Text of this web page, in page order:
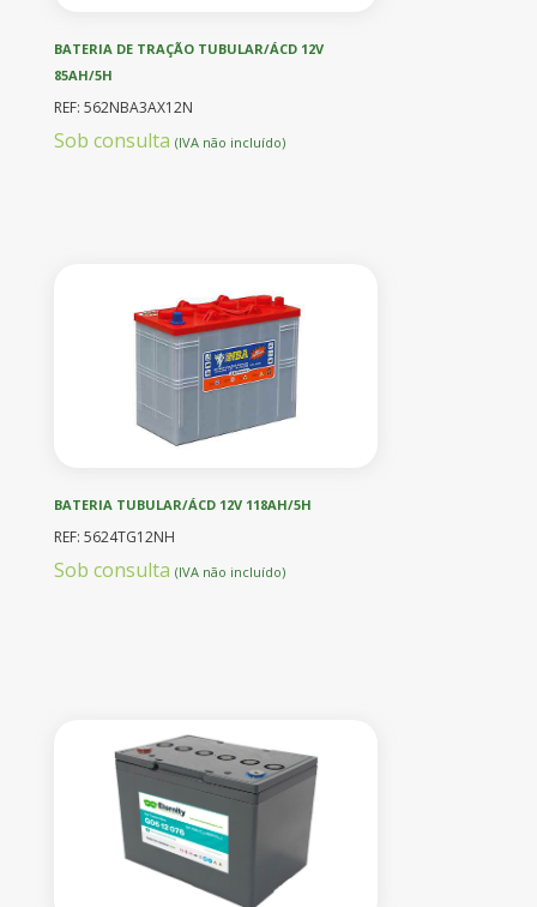
BATERIA DE TRAÇÃO TUBULAR/ÁCD 12V
85AH/5H
REF: 562NBA3AX12N
Sob consulta (IVA não incluído)
BATERIA TUBULAR/ÁCD 12V 118AH/5H
REF: 5624TG12NH
Sob consulta (IVA não incluído)